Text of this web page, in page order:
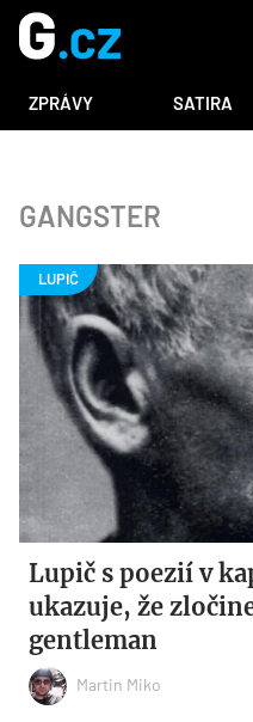
ZPRÁVY SATIRA
GANGSTER
Lupič s poezií v
ukazuje, že
gentleman
Martin Miko